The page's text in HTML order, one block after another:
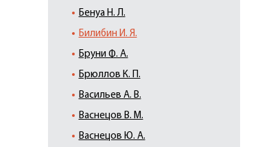
Бенуа Н. Л.
Билибин И. Я.
Бруни Ф. А.
Брюллов К. П.
Васильев А. В.
Васнецов В. М.
Васнецов Ю. А.